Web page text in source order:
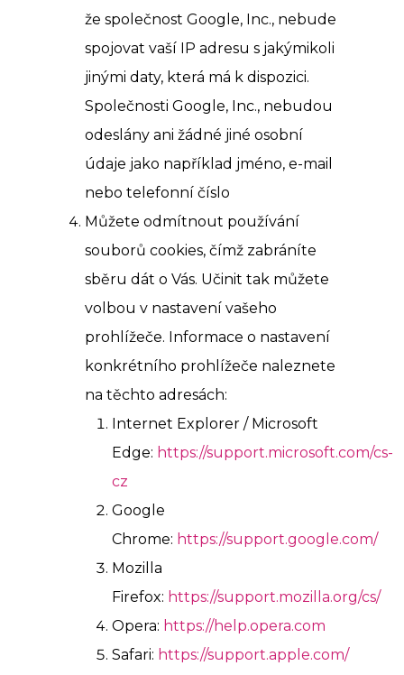
že společnost Google, Inc., nebude
spojovat vaší IP adresu s jakýmikoli
jinými daty, která má k dispozici.
Společnosti Google, Inc., nebudou
odeslány ani žádné jiné osobní
údaje jako například jméno, e-mail
nebo telefonní číslo
Můžete odmítnout používání
souborů cookies, čímž zabráníte
sběru dát o Vás. Učinit tak můžete
volbou v nastavení vašeho
prohlížeče. Informace o nastavení
konkrétního prohlížeče naleznete
na těchto adresách:
Internet Explorer / Microsoft
Edge: https://support.microsoft.com/cs-
cz
Google
Chrome: https://support.google.com/
Mozilla
Firefox: https://support.mozilla.org/cs/
Opera: https://help.opera.com
Safari: https://support.apple.com/